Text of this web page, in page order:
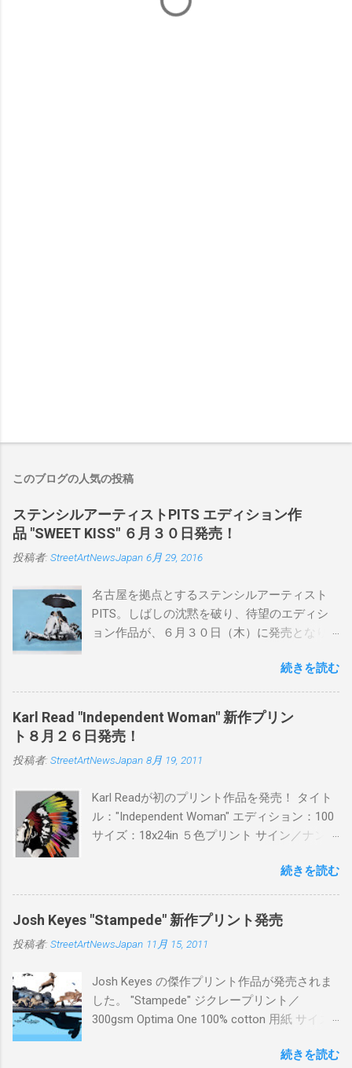
このブログの人気の投稿
ステンシルアーティストPITS エディション作
品 "SWEET KISS" ６月３０日発売！
投稿者: StreetArtNewsJapan 6月 29, 2016
名古屋を拠点とするステンシルアーティスト
PITS。しばしの沈黙を破り、待望のエディシ
ョン作品が、６月３０日（木）に発売となり
品に落とし込むスタイルは今作でも健在。(
PITSの過去記事はこちらから ) 発売日：6月30
日(木)19時 タイトル：SWEET KISS カラー：
BLUE/MINT GREEN/PINK/YELLOW エディショ
ン：各色５ サイズ：800mm × 550mm 価格：
¥16,000(¥17,280) 購入は、 こちら から
続きを読む
Karl Read "Independent Woman" 新作プリン
ト８月２６日発売！
投稿者: StreetArtNewsJapan 8月 19, 2011
Karl Readが初のプリント作品を発売！ タイト
ル："Independent Woman" エディション：100
サイズ：18x24in ５色プリント サイン／ナンバ
ドフィニッシュバージョン（エディション：
25）$125 購入は８月２６日に こちら から
続きを読む
Josh Keyes "Stampede" 新作プリント発売
投稿者: StreetArtNewsJapan 11月 15, 2011
Josh Keyes の傑作プリント作品が発売されま
した。 "Stampede" ジクレープリント／
300gsm Optima One 100% cotton 用紙 サイズ:
ィション：350 価格: $350 + 送料 購入は こち
続きを読む